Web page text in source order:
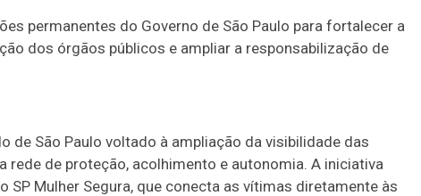
permanentes do Governo de São Paulo para fortalecer a
dos órgãos públicos e ampliar a responsabilização de
de São Paulo voltado à ampliação da visibilidade das
de proteção, acolhimento e autonomia. A iniciativa
Mulher Segura, que conecta as vítimas diretamente às